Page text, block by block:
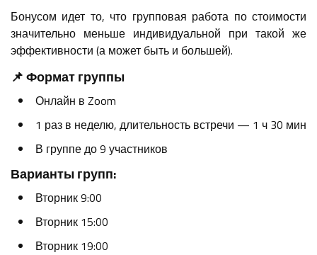
Бонусом идет то, что групповая работа по стоимости
значительно меньше индивидуальной при такой же
эффективности (а может быть и большей).
📌Формат группы
Онлайн в Zoom
1 раз в неделю, длительность встречи — 1 ч 30 мин
В группе до 9 участников
Варианты групп:
Вторник 9:00
Вторник 15:00
Вторник 19:00